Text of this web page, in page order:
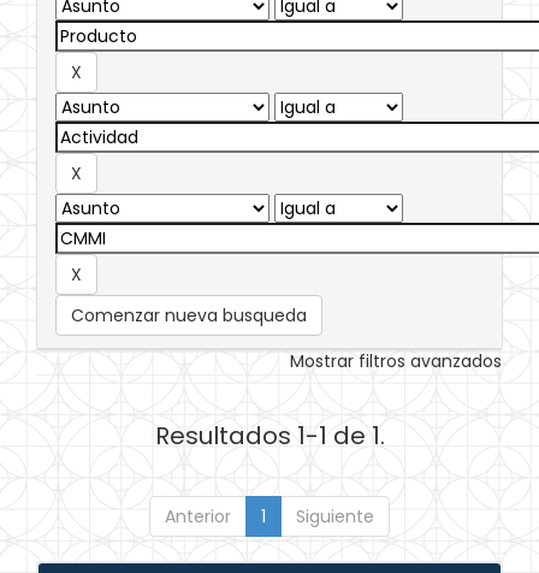
Comenzar nueva busqueda
Mostrar filtros avanzados
Resultados 1-1 de 1.
Anterior 1 Siguiente